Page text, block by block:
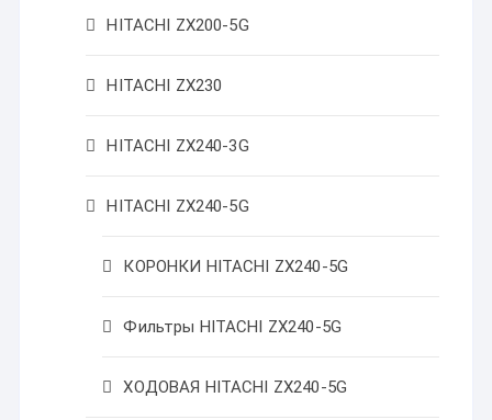
HITACHI ZX200-5G
HITACHI ZX230
HITACHI ZX240-3G
HITACHI ZX240-5G
КОРОНКИ HITACHI ZX240-5G
Фильтры HITACHI ZX240-5G
ХОДОВАЯ HITACHI ZX240-5G